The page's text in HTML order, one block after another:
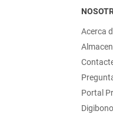
Acerca
Portal